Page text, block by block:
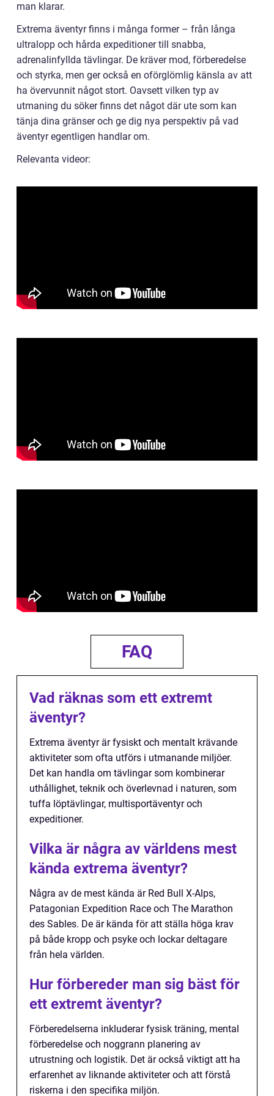
man klarar.
Extrema äventyr finns i många former – från långa
ultralopp och hårda expeditioner till snabba,
adrenalinfyllda tävlingar. De kräver mod, förberedelse
och styrka, men ger också en oförglömlig känsla av att
ha övervunnit något stort. Oavsett vilken typ av
utmaning du söker finns det något där ute som kan
tänja dina gränser och ge dig nya perspektiv på vad
äventyr egentligen handlar om.
Relevanta videor:
FAQ
Vad räknas som ett extremt
äventyr?
Extrema äventyr är fysiskt och mentalt krävande
aktiviteter som ofta utförs i utmanande miljöer.
Det kan handla om tävlingar som kombinerar
uthållighet, teknik och överlevnad i naturen, som
tuffa löptävlingar, multisportäventyr och
expeditioner.
Vilka är några av världens mest
kända extrema äventyr?
Några av de mest kända är Red Bull X-Alps,
Patagonian Expedition Race och The Marathon
des Sables. De är kända för att ställa höga krav
på både kropp och psyke och lockar deltagare
från hela världen.
Hur förbereder man sig bäst för
ett extremt äventyr?
Förberedelserna inkluderar fysisk träning, mental
förberedelse och noggrann planering av
utrustning och logistik. Det är också viktigt att ha
erfarenhet av liknande aktiviteter och att förstå
riskerna i den specifika miljön.